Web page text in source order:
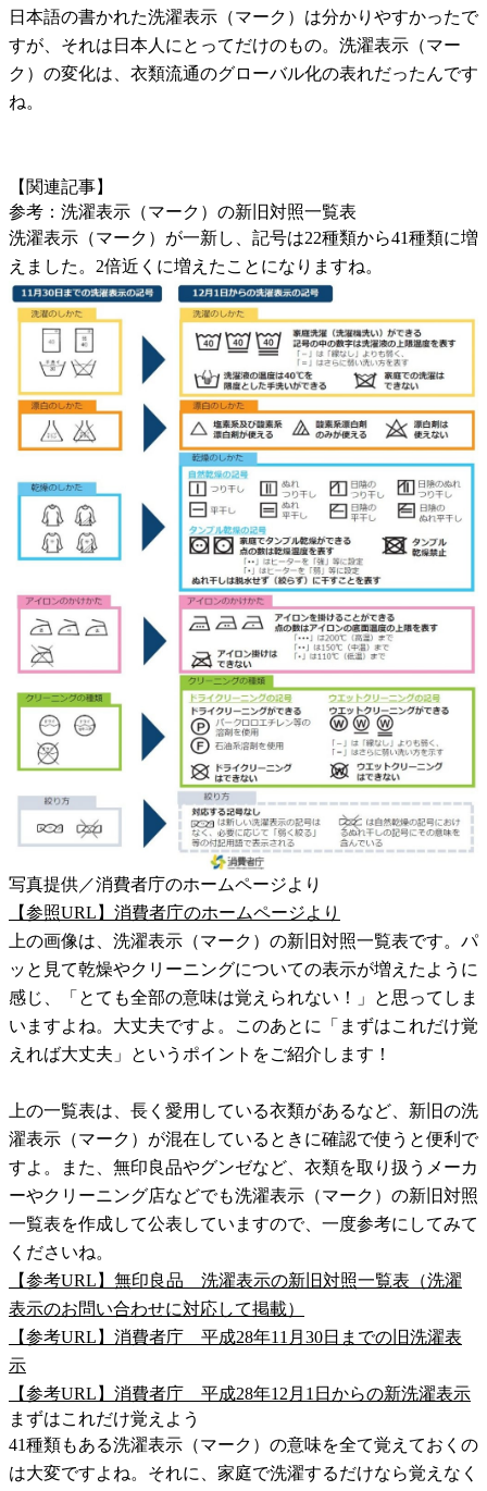
日本語の書かれた洗濯表示（マーク）は分かりやすかったで
すが、それは日本人にとってだけのもの。洗濯表示（マー
ク）の変化は、衣類流通のグローバル化の表れだったんです
ね。
【関連記事】
参考：洗濯表示（マーク）の新旧対照一覧表
洗濯表示（マーク）が一新し、記号は22種類から41種類に増
えました。2倍近くに増えたことになりますね。
写真提供／消費者庁のホームページより
【参照URL】消費者庁のホームページより
上の画像は、洗濯表示（マーク）の新旧対照一覧表です。パ
ッと見て乾燥やクリーニングについての表示が増えたように
感じ、「とても全部の意味は覚えられない！」と思ってしま
いますよね。大丈夫ですよ。このあとに「まずはこれだけ覚
えれば大丈夫」というポイントをご紹介します！
上の一覧表は、長く愛用している衣類があるなど、新旧の洗
濯表示（マーク）が混在しているときに確認で使うと便利で
すよ。また、無印良品やグンゼなど、衣類を取り扱うメーカ
ーやクリーニング店などでも洗濯表示（マーク）の新旧対照
一覧表を作成して公表していますので、一度参考にしてみて
くださいね。
【参考URL】無印良品 洗濯表示の新旧対照一覧表（洗濯
表示のお問い合わせに対応して掲載）
【参考URL】消費者庁 平成28年11月30日までの旧洗濯表
示
【参考URL】消費者庁 平成28年12月1日からの新洗濯表示
まずはこれだけ覚えよう
41種類もある洗濯表示（マーク）の意味を全て覚えておくの
は大変ですよね。それに、家庭で洗濯するだけなら覚えなく